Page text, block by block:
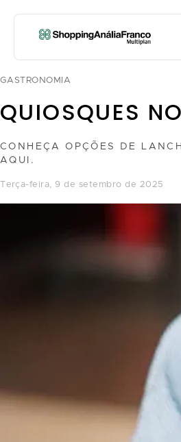
GASTRONOMIA
QUIOSQUES
CONHEÇA OPÇÕES DE
AQUI.
terça-feira, 9 de setembro de 2025